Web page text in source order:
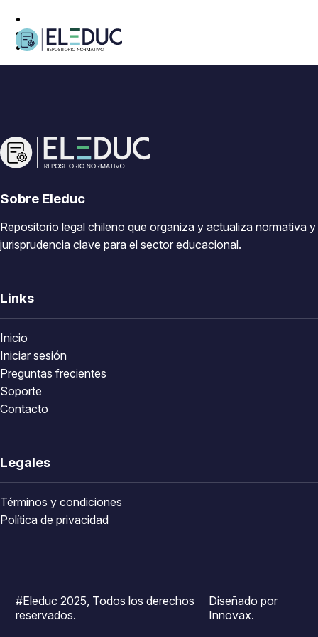
Sobre Eleduc
Repositorio legal chileno que organiza y actualiza normativa y
jurisprudencia clave para el sector educacional.
Links
Inicio
Iniciar sesión
Preguntas frecientes
Soporte
Contacto
Legales
Términos y condiciones
Política de privacidad
#Eleduc 2025, Todos los derechos
reservados.
Diseñado por
Innovax.